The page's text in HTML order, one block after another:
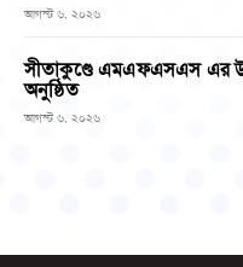
আগস্ট ৬, ২০২৬
সীতাকুণ্ডে এমএফএসএস এর
অনুষ্ঠিত
আগস্ট ৬, ২০২৬